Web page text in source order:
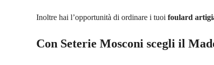
Inoltre hai l’opportunità di ordinare i tuoi foulard
Con Seterie Mosconi scegli il